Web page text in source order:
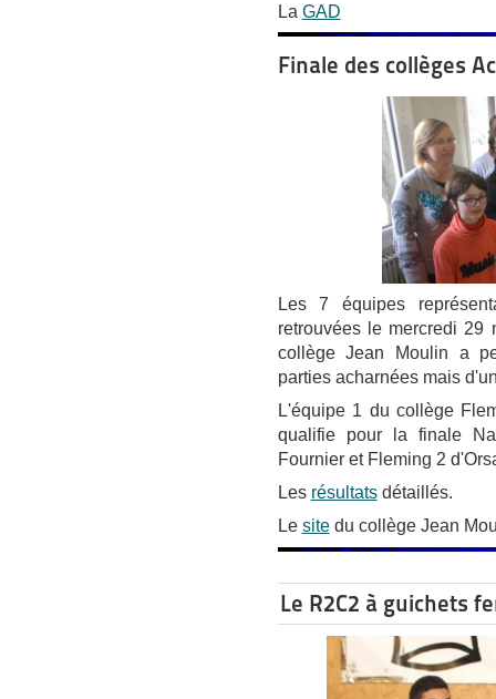
La GAD
Finale des collèges
Les 7 équipes
retrouvées le mercredi 29
collège Jean Moulin a
parties acharnées mais
L'équipe 1 du collège
qualifie pour la finale
Fournier et Fleming 2
Les résultatsdétaillés.
Le sitedu collège Jean
Le R2C2 à guichets